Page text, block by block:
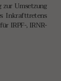
Umsetzung
Inkrafttretens
IRPF-, IRNR-